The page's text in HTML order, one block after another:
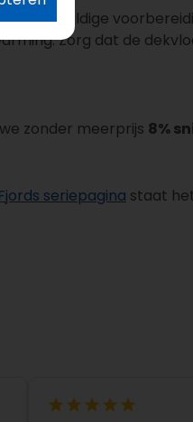
Zorgvuldige
Zorg dat de
zonder meerprijs 8%
seriepagina staat